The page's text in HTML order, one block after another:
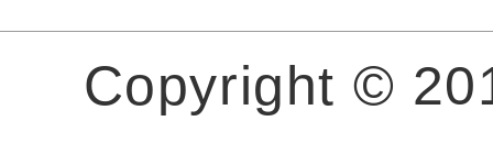
Copyright ©